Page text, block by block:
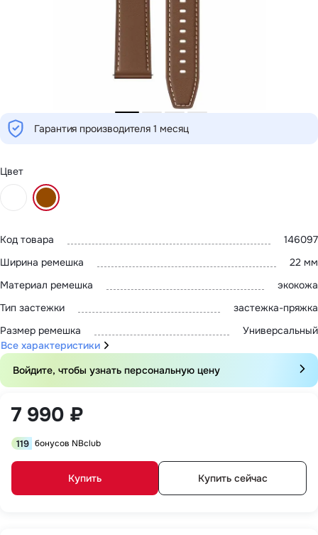
MatePad SE
MatePad 11
MatePad 12
MatePad Mini
Мультимедиа
Наушники
Мониторы
Сетевое оборудование
Поисковые трекеры
Роутеры
Гарантия производителя 1 месяц
Цвет
Код товара
146097
Ширина ремешка
22 мм
Материал ремешка
экокожа
Тип застежки
застежка-пряжка
Размер ремешка
Универсальный
Все характеристики
Войдите, чтобы узнать персональную цену
7 990 ₽
119 бонусов NBclub
Купить Купить сейчас